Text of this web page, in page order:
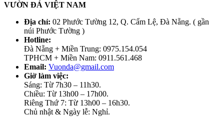
VƯỜN ĐÁ VIỆT NAM
Địa chỉ: 02 Phước Tường 12, Q. Cẩm Lệ, Đà Nẵng. ( gần
núi Phước Tường )
Hotline:
Đà Nẵng + Miền Trung: 0975.154.054
TPHCM + Miền Nam: 0911.561.468
Email: Vuonda@gmail.com
Giờ làm việc:
Sáng: Từ 7h30 – 11h30.
Chiều: Từ 13h00 – 17h00.
Riêng Thứ 7: Từ 13h00 – 16h30.
Chủ nhật & Ngày lễ: Nghỉ.